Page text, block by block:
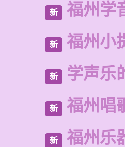
新 福州学
新 福州小
新 学声乐
新 福州唱
新 福州乐